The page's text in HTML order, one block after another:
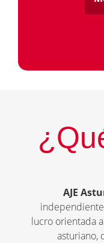
AJE
lucro orientada
asturiano,